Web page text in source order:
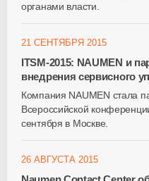
органами власти.
21 СЕНТЯБРЯ 2015
ITSM-2015: NAUMEN и
внедрения сервисного
Компания NAUMEN стала
Всероссийской
сентября в Москве.
26 АВГУСТА 2015